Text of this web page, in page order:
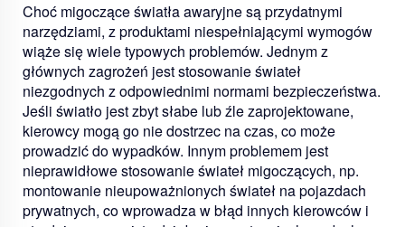
Choć migoczące światła awaryjne są przydatnymi
narzędziami, z produktami niespełniającymi wymogów
wiąże się wiele typowych problemów. Jednym z
głównych zagrożeń jest stosowanie świateł
niezgodnych z odpowiednimi normami bezpieczeństwa.
Jeśli światło jest zbyt słabe lub źle zaprojektowane,
kierowcy mogą go nie dostrzec na czas, co może
prowadzić do wypadków. Innym problemem jest
nieprawidłowe stosowanie świateł migoczących, np.
montowanie nieupoważnionych świateł na pojazdach
prywatnych, co wprowadza w błąd innych kierowców i